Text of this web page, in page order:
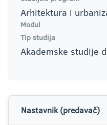
Arhitektura i
Modul
Tip studija
Akademske studije
Nastavnik (predavač)